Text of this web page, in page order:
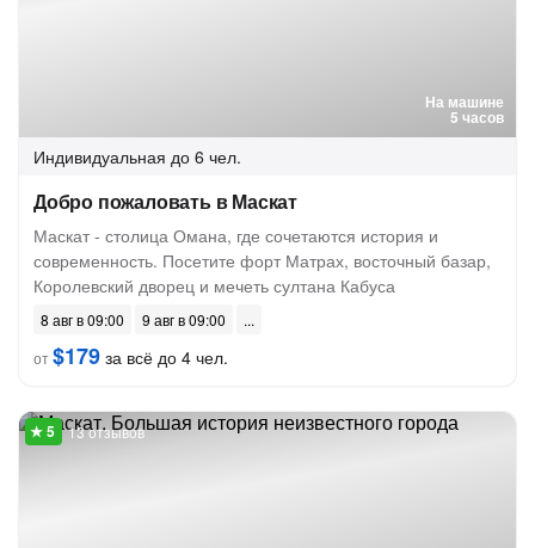
На машине
5 часов
Индивидуальная до 6 чел.
Добро пожаловать в Маскат
Маскат - столица Омана, где сочетаются история и
современность. Посетите форт Матрах, восточный базар,
Королевский дворец и мечеть султана Кабуса
8 авг в 09:00
9 авг в 09:00
от$179 за всё до 4 чел.
13 отзывов